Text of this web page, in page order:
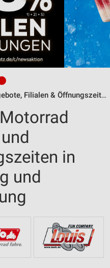
Filialen & Öffnungszeiten
in
und